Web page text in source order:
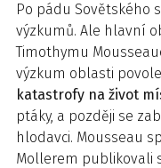
Po pádu Sovětského
výzkumů. Ale hlavní
Timothymu
výzkum oblasti
katastrofy na život
ptáky, a později se
hlodavci. Mousseau
Mollerem publikovali